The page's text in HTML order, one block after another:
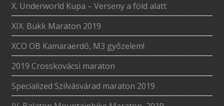
X. Underworld Kupa – Verseny a föld alatt
XIX. Bükk Maraton 2019
XCO OB Kamaraerdő, M3 győzelem!
2019 Crosskovácsi maraton
Specialized Szilvásvárad maraton 2019